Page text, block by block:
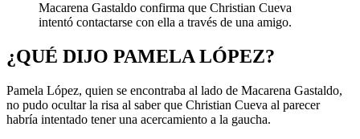
Macarena Gastaldo confirma que Christian Cueva
intentó contactarse con ella a través de una amigo.
¿QUÉ DIJO PAMELA LÓPEZ?
Pamela López, quien se encontraba al lado de Macarena Gastaldo,
no pudo ocultar la risa al saber que Christian Cueva al parecer
habría intentado tener una acercamiento a la gaucha.